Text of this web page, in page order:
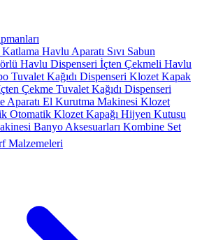
Havlu Aparatı Sıvı Sabun
Havlu Dispenseri İçten Çekmeli Havlu
Tuvalet Kağıdı Dispenseri Klozet Kapak
Çekme Tuvalet Kağıdı Dispenseri
Aparatı El Kurutma Makinesi Klozet
Otomatik Klozet Kapağı Hijyen Kutusu
Banyo Aksesuarları Kombine Set
Malzemeleri